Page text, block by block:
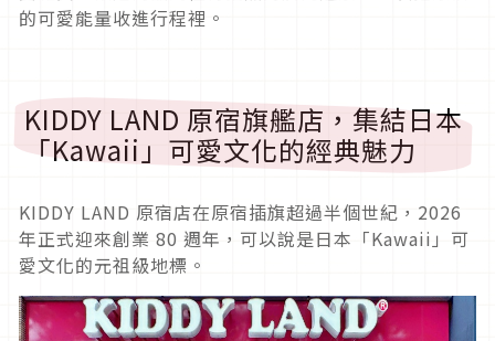
的可愛能量收進行程裡。
KIDDY LAND 原宿旗艦店，集結日本
「Kawaii」可愛文化的經典魅力
KIDDY LAND 原宿店在原宿插旗超過半個世紀，2026
年正式迎來創業 80 週年，可以說是日本「Kawaii」可
愛文化的元祖級地標。